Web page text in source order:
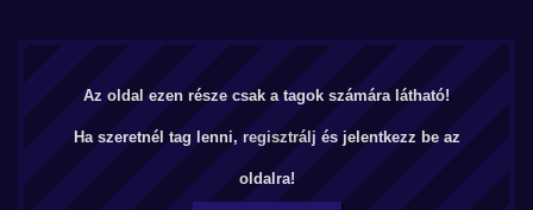
Az oldal ezen része csak a tagok számára látható!
Ha szeretnél tag lenni, regisztrálj és jelentkezz be az
oldalra!